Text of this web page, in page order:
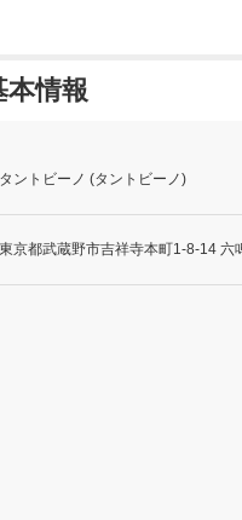
情報
タントビーノ (タントビーノ)
東京都武蔵野市吉祥寺本町1-8-14 六